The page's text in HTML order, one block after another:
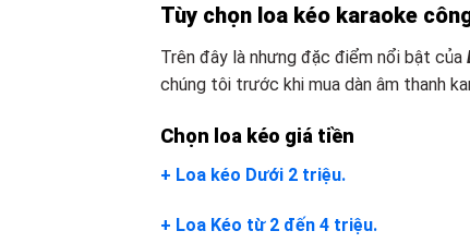
Tùy chọn loa kéo karaoke
Trên đây là nhưng đặc điểm nổi bật của
chúng tôi trước khi mua dàn âm thanh
Chọn loa kéo giá tiền
+ Loa kéo Dưới 2 triệu.
+ Loa Kéo từ 2 đến 4 triệu.